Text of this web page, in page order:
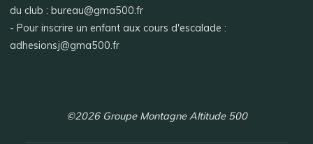
du club : bureau@gma500.fr
- Pour inscrire un enfant aux cours d'escalade :
adhesionsj@gma500.fr
©2026 Groupe Montagne Altitude 500